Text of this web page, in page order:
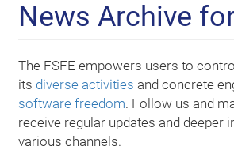
News Archive
The FSFE empowers users to
its diverse activities and concrete
software freedom. Follow us and
receive regular updates and deeper
various channels.